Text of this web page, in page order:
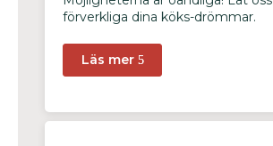
förverkliga dina köks-drömmar.
Läs mer